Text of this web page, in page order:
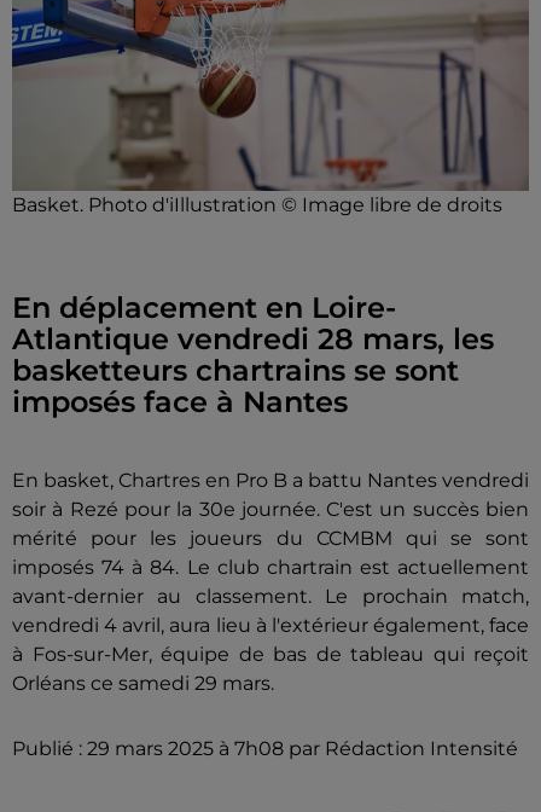
Basket. Photo d'iIllustration © Image libre de droits
En déplacement en Loire-
Atlantique vendredi 28 mars, les
basketteurs chartrains se sont
imposés face à Nantes
En basket, Chartres en Pro B a battu Nantes vendredi
soir à Rezé pour la 30e journée. C'est un succès bien
mérité pour les joueurs du CCMBM qui se sont
imposés 74 à 84. Le club chartrain est actuellement
avant-dernier au classement. Le prochain match,
vendredi 4 avril, aura lieu à l'extérieur également, face
à Fos-sur-Mer, équipe de bas de tableau qui reçoit
Orléans ce samedi 29 mars.
Publié : 29 mars 2025 à 7h08 par Rédaction Intensité